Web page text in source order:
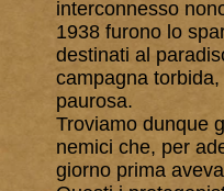
interconnesso
1938 furono lo
destinati al
campagna
paurosa.
Troviamo dunque
nemici che, per
giorno prima